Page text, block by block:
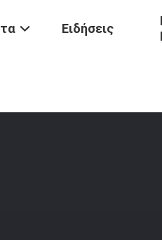
Ειδήσεις